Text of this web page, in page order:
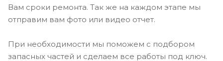
Вам сроки ремонта. Так же на каждом этапе мы
отправим вам фото или видео отчет.
При необходимости мы поможем с подбором
запасных частей и сделаем все работы под ключ.